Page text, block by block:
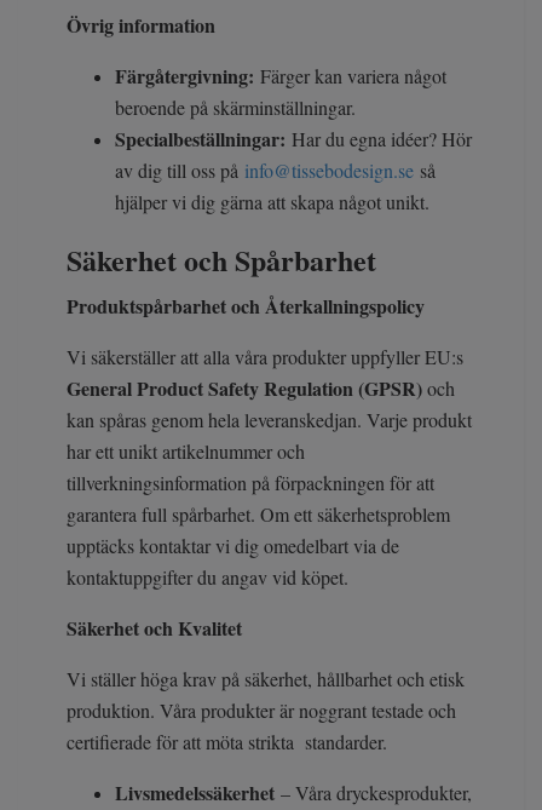
Övrig information
Färgåtergivning: Färger kan variera något
beroende på skärminställningar.
Specialbeställningar: Har du egna idéer? Hör
av dig till oss på info@tissebodesign.se så
hjälper vi dig gärna att skapa något unikt.
Säkerhet och Spårbarhet
Produktspårbarhet och Återkallningspolicy
Vi säkerställer att alla våra produkter uppfyller EU:s
General Product Safety Regulation (GPSR)och
kan spåras genom hela leveranskedjan. Varje produkt
har ett unikt artikelnummer och
tillverkningsinformation på förpackningen för att
garantera full spårbarhet. Om ett säkerhetsproblem
upptäcks kontaktar vi dig omedelbart via de
kontaktuppgifter du angav vid köpet.
Säkerhet och Kvalitet
Vi ställer höga krav på säkerhet, hållbarhet och etisk
produktion. Våra produkter är noggrant testade och
certifierade för att möta strikta standarder.
Livsmedelssäkerhet – Våra dryckesprodukter,